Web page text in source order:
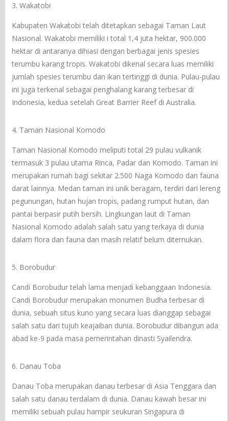
3. Wakatobi
Kabupaten Wakatobi telah ditetapkan sebagai Taman Laut
Nasional. Wakatobi memiliki i total 1,4 juta hektar, 900.000
hektar di antaranya dihiasi dengan berbagai jenis spesies
terumbu karang tropis. Wakatobi dikenal secara luas memiliki
jumlah spesies terumbu dan ikan tertinggi di dunia. Pulau-pulau
ini juga terkenal sebagai penghalang karang terbesar di
Indonesia, kedua setelah Great Barrier Reef di Australia.
4. Taman Nasional Komodo
Taman Nasional Komodo meliputi total 29 pulau vulkanik
termasuk 3 pulau utama Rinca, Padar dan Komodo. Taman ini
merupakan rumah bagi sekitar 2.500 Naga Komodo dan fauna
darat lainnya. Medan taman ini unik beragam, terdiri dari lereng
pegunungan, hutan hujan tropis, padang rumput hutan, dan
pantai berpasir putih bersih. Lingkungan laut di Taman
Nasional Komodo adalah salah satu yang terkaya di dunia
dalam flora dan fauna dan masih relatif belum ditemukan.
5. Borobudur
Candi Borobudur telah lama menjadi kebanggaan Indonesia.
Candi Borobudur merupakan monumen Budha terbesar di
dunia, sebuah situs kuno yang secara luas dianggap sebagai
salah satu dari tujuh keajaiban dunia. Borobudur dibangun ada
abad ke-9 pada masa pemerintahan dinasti Syailendra.
6. Danau Toba
Danau Toba merupakan danau terbesar di Asia Tenggara dan
salah satu danau terdalam di dunia. Danau kawah besar ini
memiliki sebuah pulau hampir seukuran Singapura di